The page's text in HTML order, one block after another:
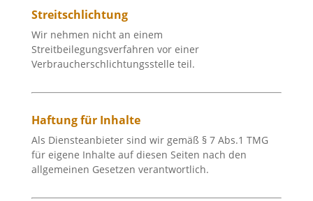
Streitschlichtung
Wir nehmen nicht an einem
Streitbeilegungsverfahren vor einer
Verbraucherschlichtungsstelle teil.
Haftung für Inhalte
Als Diensteanbieter sind wir gemäß § 7 Abs.1 TMG
für eigene Inhalte auf diesen Seiten nach den
allgemeinen Gesetzen verantwortlich.